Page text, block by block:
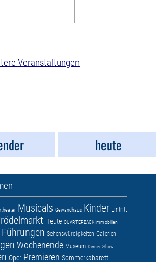
Veranstaltungen
heute
Musicals Gewandhaus Kinder Eintritt
Heute QUARTERBACK Immobilien
Führungen Sehenswürdigkeiten Galerien
Wochenende Museum Dinner-Show
Oper Premieren Sommerkabarett